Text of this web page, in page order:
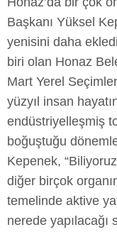
Başkanı Yüksel
yenisini daha
biri olan Honaz
Mart Yerel
yüzyıl insan
endüstriyelleşmiş
boğuştuğu
Kepenek,
diğer birçok
temelinde aktive
nerede yapılacağı